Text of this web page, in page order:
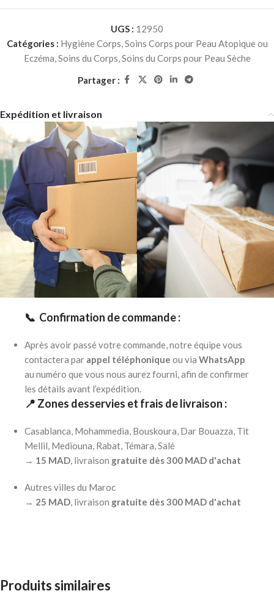
UGS : 12950
Catégories : Hygiène Corps,Soins Corps pour Peau Atopique ou
Eczéma,Soins du Corps,Soins du Corps pour Peau Sèche
Partager :
Expédition et livraison
📞 Confirmation de commande :
Après avoir passé votre commande, notre équipe vous
contactera par appel téléphonique ou via WhatsApp
au numéro que vous nous aurez fourni, afin de confirmer
les détails avant l’expédition.
📍 Zones desservies et frais de livraison :
Casablanca, Mohammedia, Bouskoura, Dar Bouazza, Tit
Mellil, Mediouna, Rabat, Témara, Salé
→ 15 MAD, livraison gratuite dès 300 MAD d'achat
Autres villes du Maroc
→ 25 MAD, livraison gratuite dès 300 MAD d'achat
Produits similaires